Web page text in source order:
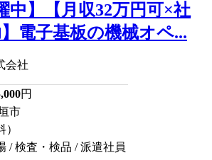
中】【月収32万円可×社
電子基板の機械オペ...
会社
円
市
/ 検査・検品 / 派遣社員